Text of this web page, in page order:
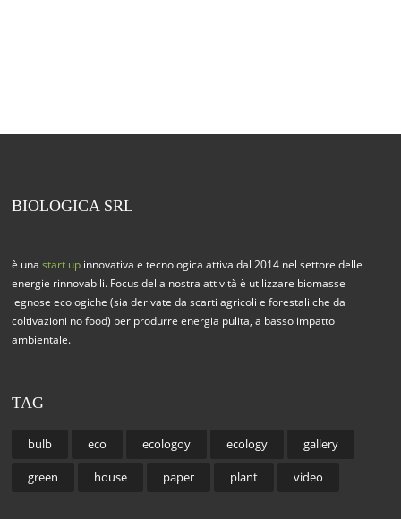
BIOLOGICA SRL
è unastart up innovativa e tecnologica attiva dal 2014 nel settore delle
energie rinnovabili. Focus della nostra attività è utilizzare biomasse
legnose ecologiche (sia derivate da scarti agricoli e forestali che da
coltivazioni no food) per produrre energia pulita, a basso impatto
ambientale.
TAG
bulb eco ecologoy ecology gallery
green house paper plant video